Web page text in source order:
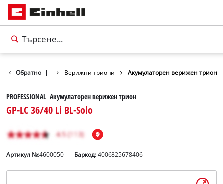
Обратно |
/ триони Верижни триони Акумулаторен верижен трион
PROFESSIONAL Акумулаторен верижен трион
GP-LC 36/40 Li BL-Solo
Артикул №:4600050 Баркод:4006825678406